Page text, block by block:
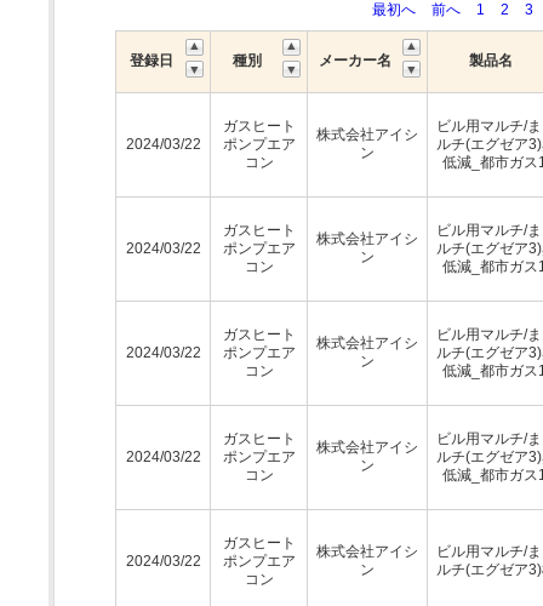
最初へ
前へ 1 2 3
登録日 種別 メーカー名 製品名
2024/03/22
ガスヒート
ポンプエア
コン
株式会社アイシ
ン
ビル用マルチ/
ルチ(エグゼア
低減_都市ガス
2024/03/22
ガスヒート
ポンプエア
コン
株式会社アイシ
ン
ビル用マルチ/
ルチ(エグゼア
低減_都市ガス
2024/03/22
ガスヒート
ポンプエア
コン
株式会社アイシ
ン
ビル用マルチ/
ルチ(エグゼア
低減_都市ガス
2024/03/22
ガスヒート
ポンプエア
コン
株式会社アイシ
ン
ビル用マルチ/
ルチ(エグゼア
低減_都市ガス
2024/03/22
ガスヒート
ポンプエア
コン
株式会社アイシ
ン
ビル用マルチ/
ルチ(エグゼア